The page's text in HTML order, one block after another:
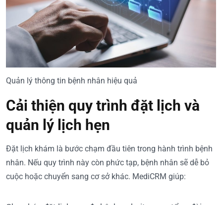
Quản lý thông tin bệnh nhân hiệu quả
Cải thiện quy trình đặt lịch và
quản lý lịch hẹn
Đặt lịch khám là bước chạm đầu tiên trong hành trình bệnh
nhân. Nếu quy trình này còn phức tạp, bệnh nhân sẽ dễ bỏ
cuộc hoặc chuyển sang cơ sở khác. MediCRM giúp: